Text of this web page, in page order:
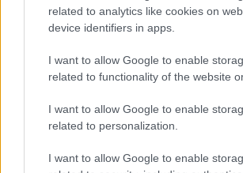
related to analytics like cookies on
device identifiers in apps.
I want to allow Google to enable
related to functionality of the website
I want to allow Google to enable
related to personalization.
I want to allow Google to enable
οι μετρήσεις, τις οποίες δεν
να αμφισβητεί και με βάση
σύνθεση του εκλογικού
αναπτύξει τις κατάλληλες
να ανακάμψει όσο είναι
συμπλήρωσε ο ίδιος.
«Αυτοκτονική» η πολιτική